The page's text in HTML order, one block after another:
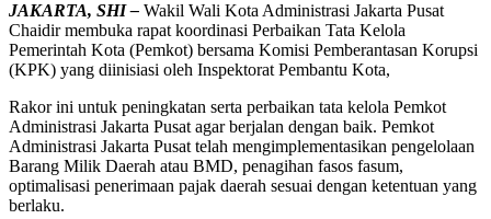
JAKARTA, SHI – Wakil Wali Kota Administrasi Jakarta Pusat
Chaidir membuka rapat koordinasi Perbaikan Tata Kelola
Pemerintah Kota (Pemkot) bersama Komisi Pemberantasan Korupsi
(KPK) yang diinisiasi oleh Inspektorat Pembantu Kota,
Rakor ini untuk peningkatan serta perbaikan tata kelola Pemkot
Administrasi Jakarta Pusat agar berjalan dengan baik. Pemkot
Administrasi Jakarta Pusat telah mengimplementasikan pengelolaan
Barang Milik Daerah atau BMD, penagihan fasos fasum,
optimalisasi penerimaan pajak daerah sesuai dengan ketentuan yang
berlaku.